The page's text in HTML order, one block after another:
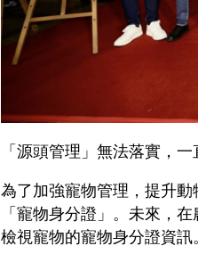
「源頭管理」無法落實，
為了加強寵物管理，提升
「寵物身分證」。未來，
檢視寵物的寵物身分證資